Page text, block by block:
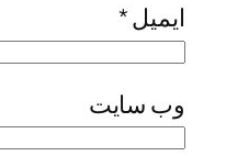
ایمیل*
وب‌ سایت